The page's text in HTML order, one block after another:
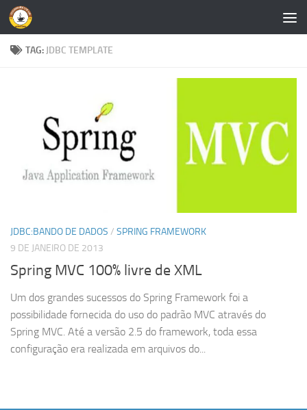
Skip to content
TAG: JDBC TEMPLATE
JDBC:BANDO DE DADOS / SPRING FRAMEWORK
9 DE JANEIRO DE 2013
Spring MVC 100% livre de XML
Um dos grandes sucessos do Spring Framework foi a
possibilidade fornecida do uso do padrão MVC através do
Spring MVC. Até a versão 2.5 do framework, toda essa
configuração era realizada em arquivos do...